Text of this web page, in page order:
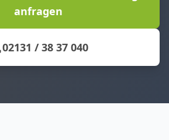
anfragen
02131 / 38 37 040